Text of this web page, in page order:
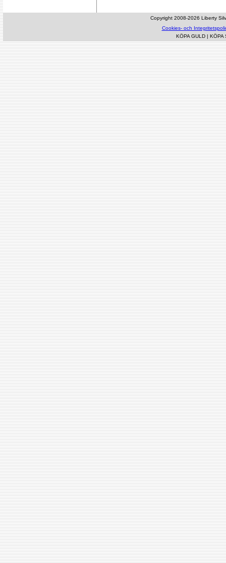
Copyright 2008-2026 Liberty
Cookies- och
KÖPA GULD| KÖPA